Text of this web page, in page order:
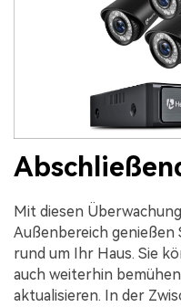
Mit diesen
Außenbereich
rund um Ihr Haus. Sie
auch weiterhin
aktualisieren. In der